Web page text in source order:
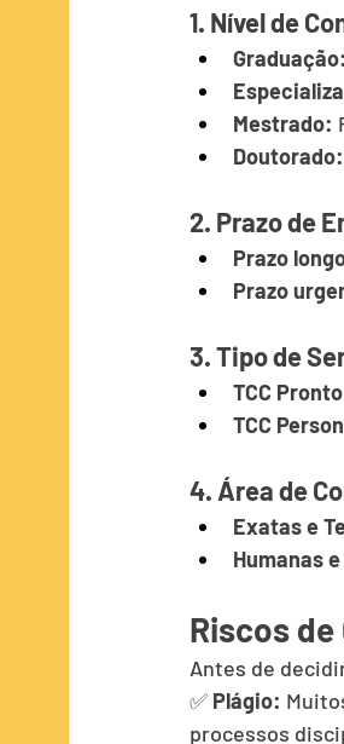
1. Nível de
Graduação:
Mestrado:
Doutorado:
2. Prazo de
Prazo
Prazo
3. Tipo de
TCC
TCC
4. Área de
Exatas e
Humanas
Riscos de
Antes de
✅ Plágio:
processos